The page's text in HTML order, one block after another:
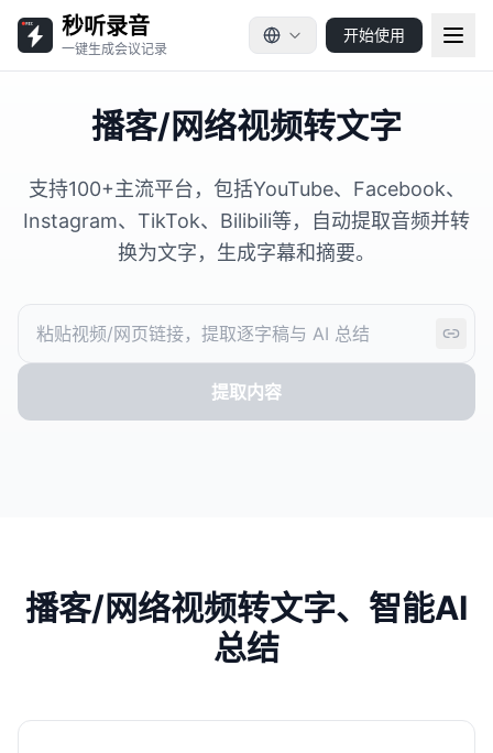
秒听录音
一键生成会议记录
开始使用
播客/网络视频转文字
支持100+主流平台，包括YouTube、Facebook、
Instagram、TikTok、Bilibili等，自动提取音频并转
换为文字，生成字幕和摘要。
提取内容
播客/网络视频转文字、智能AI
总结